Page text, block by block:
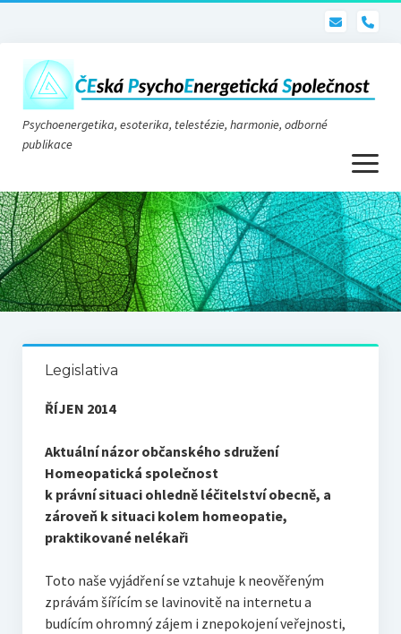
Psychoenergetika, esoterika, telestézie, harmonie, odborné
publikace
otevřít
menu
Psychoenergetika
O nás
O společnosti
Telestézie
O vodě ze studní
Proutkaření – historie
Telestézická prospekce
Kontakty
Mapa – sídlo ČEPES
Legislativa
ŘÍJEN 2014
Aktuální názor občanského sdružení
Homeopatická společnost
k právní situaci ohledně léčitelství obecně, a
zároveň k situaci kolem homeopatie,
praktikované nelékaři
Toto naše vyjádření se vztahuje k neověřeným
zprávám šířícím se lavinovitě na internetu a
budícím ohromný zájem i znepokojení veřejnosti,